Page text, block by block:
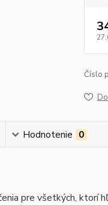
Číslo
Hodnotenie 0
pre všetkých, ktorí